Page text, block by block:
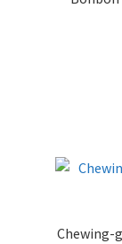
Chewing-